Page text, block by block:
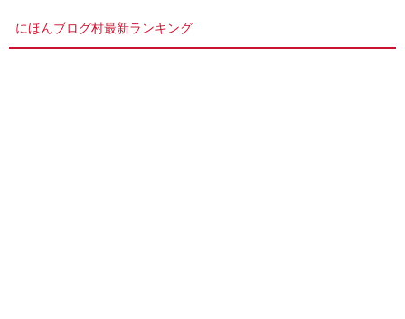
にほんブログ村最新ランキング